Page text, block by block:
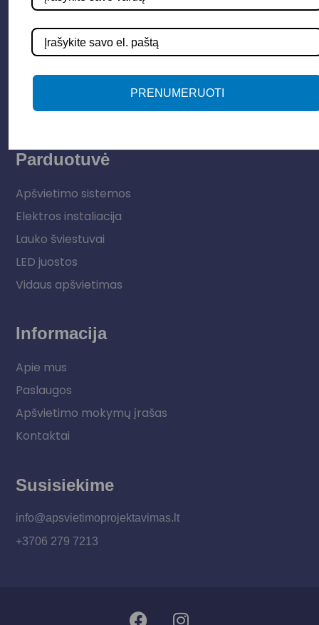
Parduotuvė
Apšvietimo sistemos
Elektros instaliacija
Lauko šviestuvai
LED juostos
Vidaus apšvietimas
Informacija
Apie mus
Paslaugos
Apšvietimo mokymų įrašas
Kontaktai
Susisiekime
info@apsvietimoprojektavimas.lt
+3706 279 7213
PRENUMERUOTI